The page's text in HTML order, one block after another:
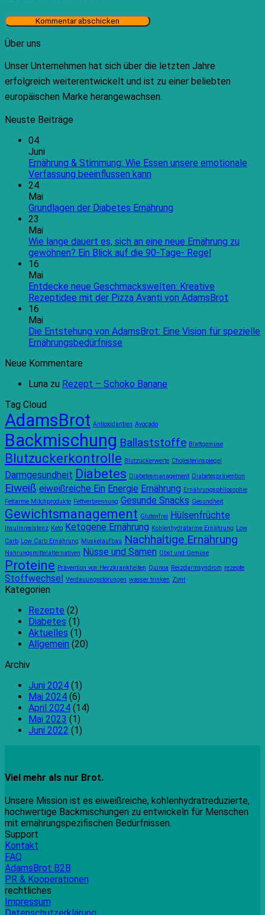
Über uns
Unser Unternehmen hat sich über die letzten Jahre
erfolgreich weiterentwickelt und ist zu einer beliebten
europäischen Marke herangewachsen.
Neuste Beiträge
04
Juni
Ernährung & Stimmung: Wie Essen unsere emotionale
Verfassung beeinflussen kann
Ernährung
Wie
Essen
Verfassung
beeinflussen
24
Mai
Grundlagen der Diabetes Ernährung
Grundlagen
der
23
Mai
Wie lange dauert es, sich an eine neue Ernährung zu
gewöhnen? Ein Blick auf die 90-Tage- Regel
Wie
lange
sich
die
Tage-
Regel
16
Mai
Entdecke neue Geschmackswelten: Kreative
Rezeptidee mit der Pizza Avanti von AdamsBrot
16
Mai
Die Entstehung von AdamsBrot: Eine Vision für spezielle
Ernährungsbedürfnisse
Entstehung
Eine
Vision
für
Ernährungsbedürfnisse
Neue Kommentare
Luna zu Rezept – Schoko Banane
Tag Cloud
AdamsBrot Antioxidantien Avocado
Backmischung Ballaststoffe Blattgemüse
Blutzuckerkontrolle Blutzuckerwerte Cholesterinspiegel
Darmgesundheit Diabetes Diabetesmanagement Diabetesprävention
Eiweiß eiweißreiche Ein Energie Ernährung Ernährungsphilosophie
Fettarme Milchprodukte Fettverbrennung Gesunde Snacks Gesundheit
Gewichtsmanagement Glutenfrei Hülsenfrüchte
Insulinresistenz Keto Ketogene Ernährung Kohlenhydratarme Ernährung Low
Carb Low Carb Ernährung Muskelaufbau Nachhaltige Ernährung
Nahrungsmittelalternativen Nüsse und Samen Obst und Gemüse
Proteine Prävention von Herzkrankheiten Quinoa Reizdarmsyndrom rezepte
Stoffwechsel Verdauungsstörungen wasser trinken Zimt
Kategorien
Rezepte (2)
Diabetes (1)
Aktuelles (1)
Allgemein (20)
Archiv
Juni 2024 (1)
Mai 2024 (6)
April 2024 (14)
Mai 2023 (1)
Juni 2022 (1)
Viel mehr als nur Brot.
Unsere Mission ist es eiweißreiche, kohlenhydratreduzierte,
hochwertige Backmischungen zu entwickeln für Menschen
mit ernährungspezifischen Bedürfnissen.
Support
Kontakt
FAQ
AdamsBrot B2B
PR & Kooperationen
rechtliches
Impressum